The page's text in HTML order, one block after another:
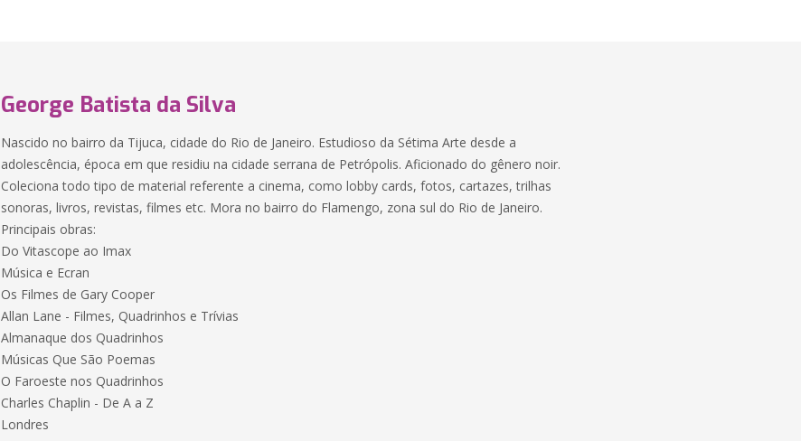
George Batista da Silva
Nascido no bairro da Tijuca, cidade do Rio de Janeiro. Estudioso da Sétima Arte desde a
adolescência, época em que residiu na cidade serrana de Petrópolis. Aficionado do gênero noir.
Coleciona todo tipo de material referente a cinema, como lobby cards, fotos, cartazes, trilhas
sonoras, livros, revistas, filmes etc. Mora no bairro do Flamengo, zona sul do Rio de Janeiro.
Principais obras:
Do Vitascope ao Imax
Música e Ecran
Os Filmes de Gary Cooper
Allan Lane - Filmes, Quadrinhos e Trívias
Almanaque dos Quadrinhos
Músicas Que São Poemas
O Faroeste nos Quadrinhos
Charles Chaplin - De A a Z
Londres